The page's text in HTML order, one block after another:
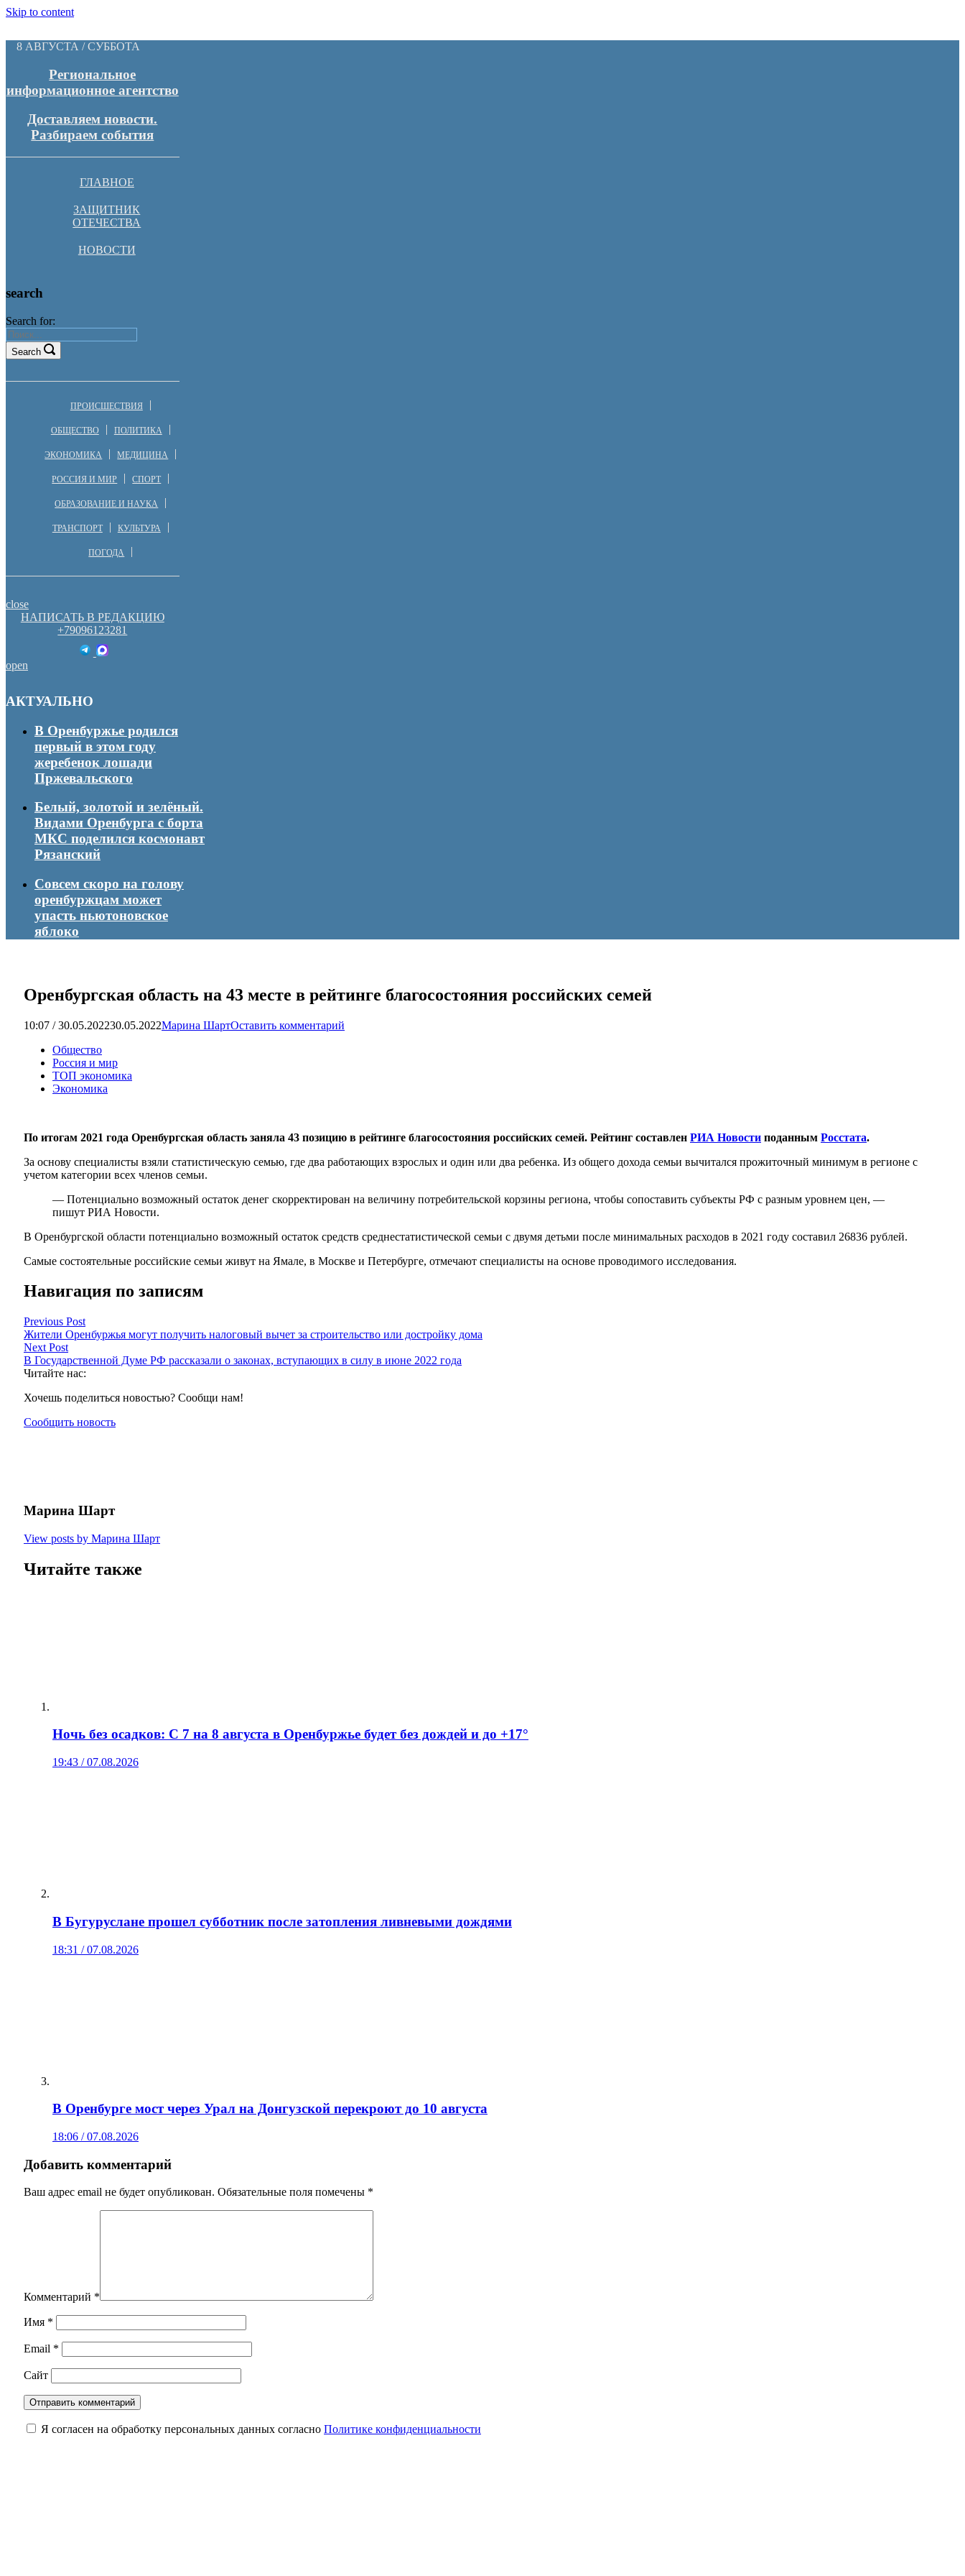
Skip to content
8 АВГУСТА / СУББОТА
Региональное
информационное агентство
Доставляем новости.
Разбираем события
ГЛАВНОЕ
ЗАЩИТНИК
ОТЕЧЕСТВА
НОВОСТИ
search
Search for:
Search
ПРОИСШЕСТВИЯ
ОБЩЕСТВО ПОЛИТИКА
ЭКОНОМИКА МЕДИЦИНА
РОССИЯ И МИР СПОРТ
ОБРАЗОВАНИЕ И НАУКА
ТРАНСПОРТ КУЛЬТУРА
ПОГОДА
close
НАПИСАТЬ В РЕДАКЦИЮ
+79096123281
open
АКТУАЛЬНО
В Оренбуржье родился
первый в этом году
жеребенок лошади
Пржевальского
Белый, золотой и зелёный.
Видами Оренбурга с борта
МКС поделился космонавт
Рязанский
Совсем скоро на голову
оренбуржцам может
упасть ньютоновское
яблоко
Оренбургская область на 43 месте в рейтинге благосостояния российских семей
10:07 / 30.05.202230.05.2022Марина ШартОставить комментарий
Общество
Россия и мир
ТОП экономика
Экономика
По итогам 2021 года Оренбургская область заняла 43 позицию в рейтинге благосостояния российских семей. Рейтинг составлен РИА Новости поданным Росстата.
За основу специалисты взяли статистическую семью, где два работающих взрослых и один или два ребенка. Из общего дохода семьи вычитался прожиточный минимум в регионе с
учетом категории всех членов семьи.
— Потенциально возможный остаток денег скорректирован на величину потребительской корзины региона, чтобы сопоставить субъекты РФ с разным уровнем цен, —
пишут РИА Новости.
В Оренбургской области потенциально возможный остаток средств среднестатистической семьи с двумя детьми после минимальных расходов в 2021 году составил 26836 рублей.
Самые состоятельные российские семьи живут на Ямале, в Москве и Петербурге, отмечают специалисты на основе проводимого исследования.
Навигация по записям
Previous Post
Жители Оренбуржья могут получить налоговый вычет за строительство или достройку дома
Next Post
В Государственной Думе РФ рассказали о законах, вступающих в силу в июне 2022 года
Читайте нас:
Хочешь поделиться новостью? Сообщи нам!
Сообщить новость
Марина Шарт
View posts by Марина Шарт
Читайте также
Ночь без осадков: С 7 на 8 августа в Оренбуржье будет без дождей и до +17°
19:43 / 07.08.2026
В Бугуруслане прошел субботник после затопления ливневыми дождями
18:31 / 07.08.2026
В Оренбурге мост через Урал на Донгузской перекроют до 10 августа
18:06 / 07.08.2026
Добавить комментарий
Ваш адрес email не будет опубликован. Обязательные поля помечены *
Комментарий *
Имя *
Email *
Сайт
Я согласен на обработку персональных данных согласно Политике конфиденциальности